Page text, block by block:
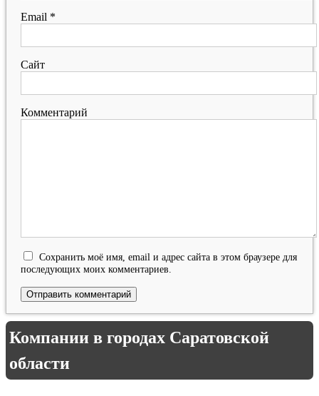
Email *
Сайт
Комментарий
Сохранить моё имя, email и адрес сайта в этом браузере для
последующих моих комментариев.
Компании в городах Саратовской
области